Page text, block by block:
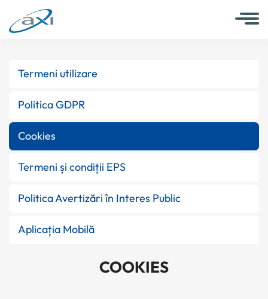
Termeni utilizare
Politica GDPR
Cookies
Termeni și condiții EPS
Politica Avertizări în Interes Public
Aplicația Mobilă
COOKIES